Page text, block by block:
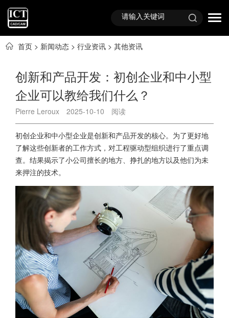
首页 > 新闻动态 > 行业资讯 > 其他资讯
创新和产品开发：初创企业和中小型
企业可以教给我们什么？
Pierre Leroux 2025-10-10 阅读
初创企业和中小型企业是创新和产品开发的核心。为了更好地
了解这些创新者的工作方式，对工程驱动型组织进行了重点调
查。结果揭示了小公司擅长的地方、挣扎的地方以及他们为未
来押注的技术。